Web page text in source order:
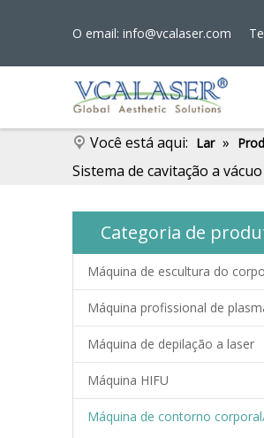
O email: info@vcalaser.com
Você está aqui: Lar »
Sistema de cavitação a vácuo
Categoria de
Máquina profissional de
Máquina de depilação a laser
Máquina HIFU